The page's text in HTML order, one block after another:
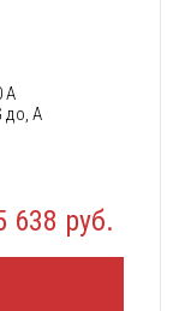
А
до, А
638 руб.